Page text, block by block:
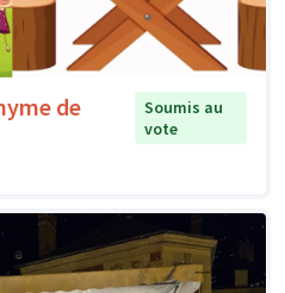
de
Soumis au
vote